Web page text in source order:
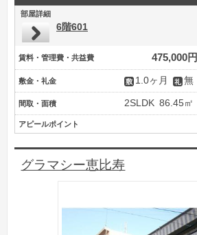
部屋詳細
6階601
賃料・管理費・共益費 475,000円
敷金・礼金 1.0ヶ月 無
間取・面積 2SLDK 86.45㎡
アピールポイント
グラマシー恵比寿